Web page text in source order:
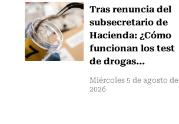
Tras renuncia del
subsecretario de
Hacienda: ¿Cómo
funcionan los test
de drogas...
Miércoles 5 de agosto de
2026